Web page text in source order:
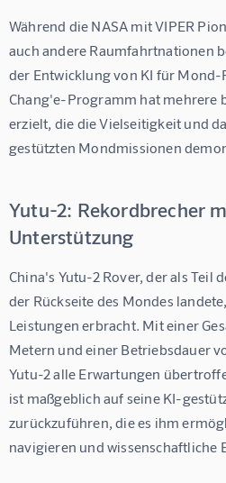
Während die NASA mit VIPER
auch andere Raumfahrtnationen
der Entwicklung von KI für Mond-
Chang'e-Programm hat mehrere
erzielt, die die Vielseitigkeit und
gestützten Mondmissionen
Yutu-2: Rekordbrecher
Unterstützung
China's Yutu-2 Rover, der als Teil
der Rückseite des Mondes
Leistungen erbracht. Mit einer
Metern und einer Betriebsdauer
Yutu-2 alle Erwartungen
ist maßgeblich auf seine KI-
zurückzuführen, die es ihm
navigieren und wissenschaftliche